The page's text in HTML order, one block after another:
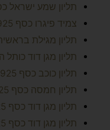
תליון שמע ישראל כסף 925 –
צמיד פיגרו כסף 925 רוחב 4 מ״מ – שקד
תליון מגילת בראשית כסף
תליון מגן דוד כותל
תליון כוכב כסף 925 – נגה
תליון חמסה כסף 925 משובץ – מיכל
תליון מגן דוד כסף 925 משובץ מלא – יעל
תליון מגן דוד כסף 925 משובץ זירקונים – שירה